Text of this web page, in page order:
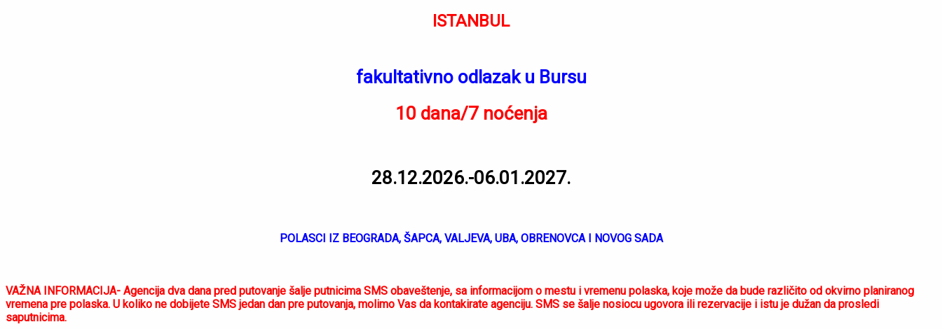
ISTANBUL
fakultativno odlazak u Bursu
10 dana/7 noćenja
28.12.2026.-06.01.2027.
POLASCI IZ BEOGRADA, ŠAPCA, VALJEVA, UBA, OBRENOVCA I NOVOG SADA
VAŽNA INFORMACIJA- Agencija dva dana pred putovanje šalje putnicima SMS obaveštenje, sa informacijom o mestu i vremenu polaska, koje može da bude različito od okvirno planiranog
vremena pre polaska. U koliko ne dobijete SMS jedan dan pre putovanja, molimo Vas da kontakirate agenciju. SMS se šalje nosiocu ugovora ili rezervacije i istu je dužan da prosledi
saputnicima.